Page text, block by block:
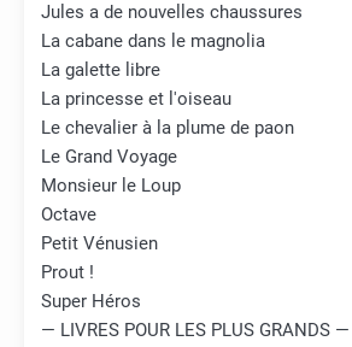
Jules a de nouvelles chaussures
La cabane dans le magnolia
La galette libre
La princesse et l'oiseau
Le chevalier à la plume de paon
Le Grand Voyage
Monsieur le Loup
Octave
Petit Vénusien
Prout !
Super Héros
— LIVRES POUR LES PLUS GRANDS —